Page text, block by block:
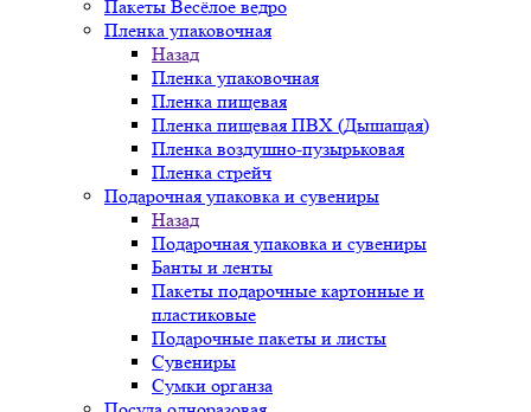
Пакеты Весёлое ведро
Пленка упаковочная
Назад
Пленка упаковочная
Пленка пищевая
Пленка пищевая ПВХ (Дышащая)
Пленка воздушно-пузырьковая
Пленка стрейч
Подарочная упаковка и сувениры
Назад
Подарочная упаковка и сувениры
Банты и ленты
Пакеты подарочные картонные и
пластиковые
Подарочные пакеты и листы
Сувениры
Сумки органза